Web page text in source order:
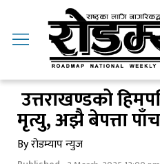
उत्तराखण्डको
मृत्यु, अझै बेपत्ता
By रोडम्याप न्युज